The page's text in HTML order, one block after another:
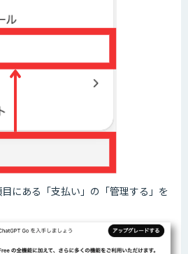
目にある「支払い」の「管理する」を